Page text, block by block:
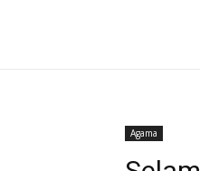
Agama